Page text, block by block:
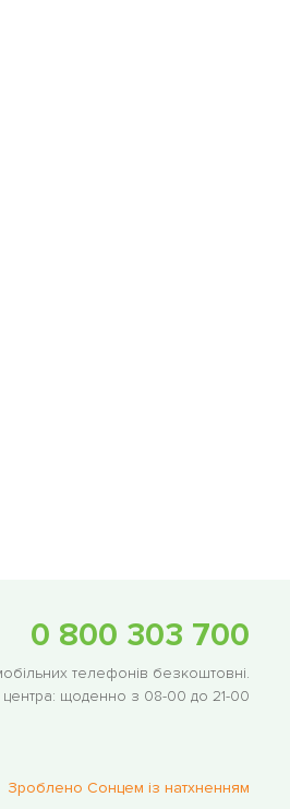
0 800 303 700
телефонів безкоштовні.
щоденно з 08-00 до 21-00
Зроблено Сонцем із натхненням